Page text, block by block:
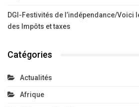
DGI-Festivités de l’indépendance/Voici
des Impôts et taxes
Catégories
Actualités
Afrique